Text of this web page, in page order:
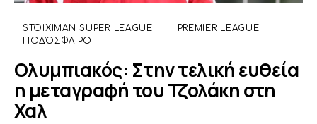
STOIXIMAN SUPER LEAGUE
PREMIER LEAGUE
ΠΟΔΌΣΦΑΙΡΟ
Ολυμπιακός: Στην τελική ευθεία
η μεταγραφή του Τζολάκη στη
Χαλ